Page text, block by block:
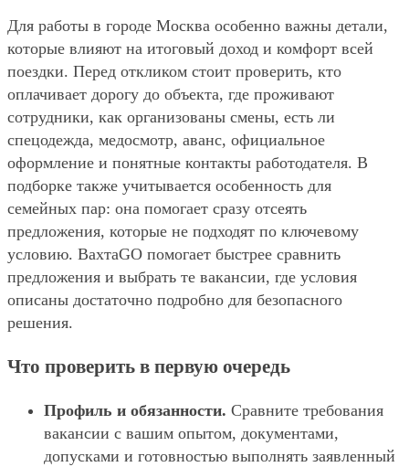
Для работы в городе Москва особенно важны детали,
которые влияют на итоговый доход и комфорт всей
поездки. Перед откликом стоит проверить, кто
оплачивает дорогу до объекта, где проживают
сотрудники, как организованы смены, есть ли
спецодежда, медосмотр, аванс, официальное
оформление и понятные контакты работодателя. В
подборке также учитывается особенность для
семейных пар: она помогает сразу отсеять
предложения, которые не подходят по ключевому
условию. ВахтаGO помогает быстрее сравнить
предложения и выбрать те вакансии, где условия
описаны достаточно подробно для безопасного
решения.
Что проверить в первую очередь
Профиль и обязанности. Сравните требования
вакансии с вашим опытом, документами,
допусками и готовностью выполнять заявленный